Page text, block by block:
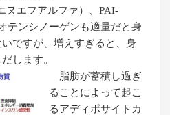
ヌエフアルファ）、PAI-
テンシノーゲンも適量だと身
ですが、増えすぎると、身
します。
脂肪が蓄積し過ぎ
ることによって起こ
るアディポサイトカ